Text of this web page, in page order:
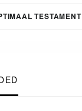
TESTAMENT